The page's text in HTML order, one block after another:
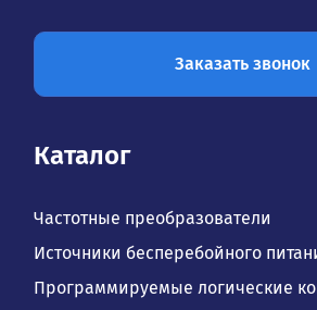
Заказать звонок
Каталог
Частотные преобразователи
Источники бесперебойного
Программируемые логические